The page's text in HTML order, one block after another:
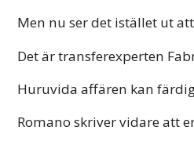
Men nu ser det istället ut
Det är transferexperten
Huruvida affären kan
Romano skriver vidare att